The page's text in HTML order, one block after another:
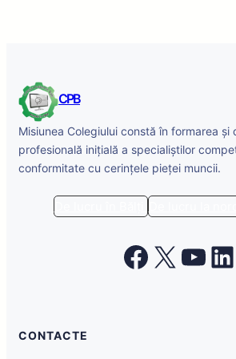
CPB
Misiunea Colegiului constă în formarea și
profesională inițială a specialiștilor
conformitate cu cerințele pieței muncii.
Facebook X YouTube LinkedIn
CONTACTE